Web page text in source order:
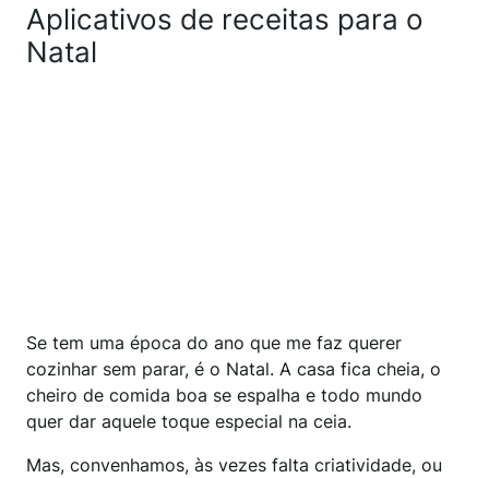
Aplicativos de receitas para o
Natal
Se tem uma época do ano que me faz querer
cozinhar sem parar, é o Natal. A casa fica cheia, o
cheiro de comida boa se espalha e todo mundo
quer dar aquele toque especial na ceia.
Mas, convenhamos, às vezes falta criatividade, ou